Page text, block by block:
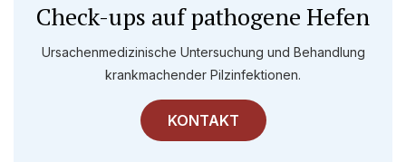
Check-ups auf pathogene Hefen
Ursachenmedizinische Untersuchung und Behandlung
krankmachender Pilzinfektionen.
KONTAKT